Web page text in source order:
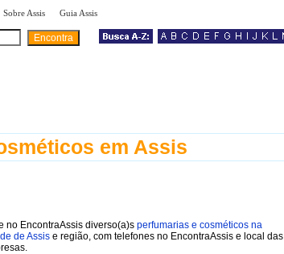
Sobre Assis Guia Assis
em Assis
no EncontraAssis diverso(a)s perfumarias e cosméticos na
de Assis e região, com telefones no EncontraAssis e local das